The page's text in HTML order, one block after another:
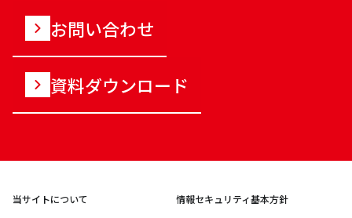
お問い合わせ
資料ダウンロード
当サイトについて 情報セキュリティ基本方針